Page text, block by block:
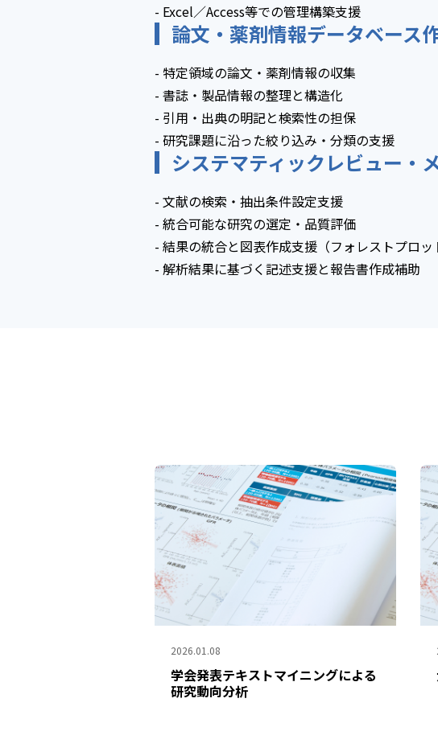
- Excel／Access等での管理構築支援
論文・薬剤情報データベース
- 特定領域の論文・薬剤情報の収集
- 書誌・製品情報の整理と構造化
- 引用・出典の明記と検索性の担保
- 研究課題に沿った絞り込み・分類の支援
システマティックレビュー・
- 文献の検索・抽出条件設定支援
- 統合可能な研究の選定・品質評価
- 結果の統合と図表作成支援（フォレストプロッ
- 解析結果に基づく記述支援と報告書作成補助
2026.01.08
学会発表テキストマイニングによる
研究動向分析